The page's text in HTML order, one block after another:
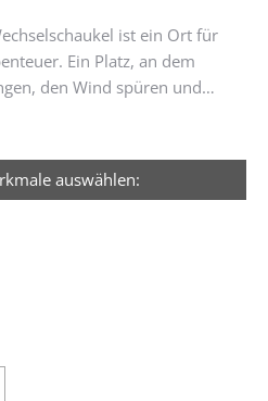
ist ein Ort für
Ein Platz, an dem
den Wind spüren und…
auswählen: